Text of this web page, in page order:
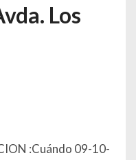
Los
:Cuándo 09-10-